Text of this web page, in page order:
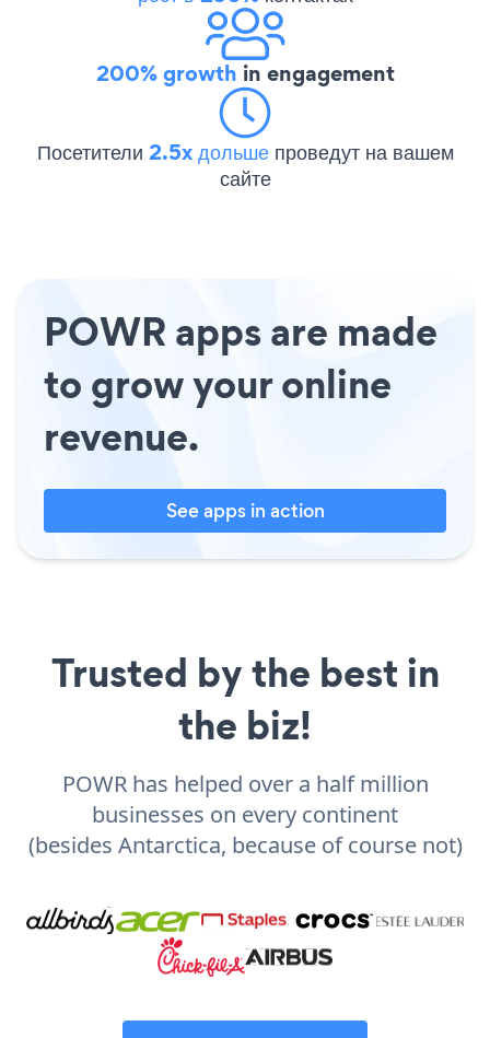
200% growth in engagement
Посетители 2.5x дольше проведут на вашем
сайте
POWR apps are made
to grow your online
revenue.
See apps in action
Trusted by the best in
the biz!
POWR has helped over a half million
businesses on every continent
(besides Antarctica, because of course not)